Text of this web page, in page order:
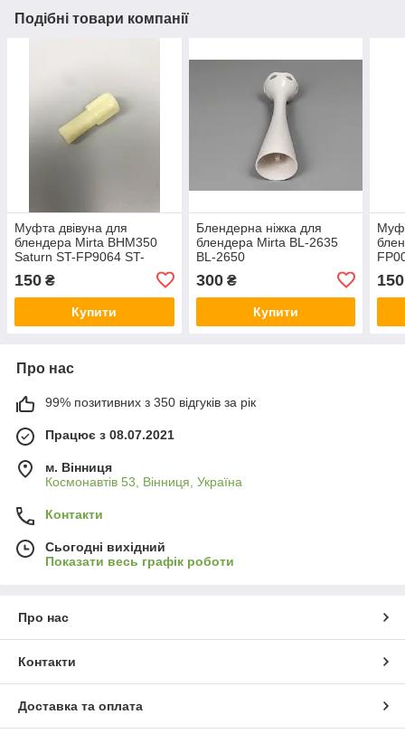
Подібні товари компанії
Муфта двівуна для
блендера Mirta BHM350
Saturn ST-FP9064 ST-
150 ₴
Купити
Блендерна ніжка для
блендера Mirta BL-2635
BL-2650
300₴
Купити
150
Про нас
99% позитивних з 350 відгуків за рік
Працює з 08.07.2021
м. Вінниця
Космонавтів 53, Вінниця, Україна
Контакти
Сьогодні вихідний
Показати весь графік роботи
Про нас
Контакти
Доставка та оплата